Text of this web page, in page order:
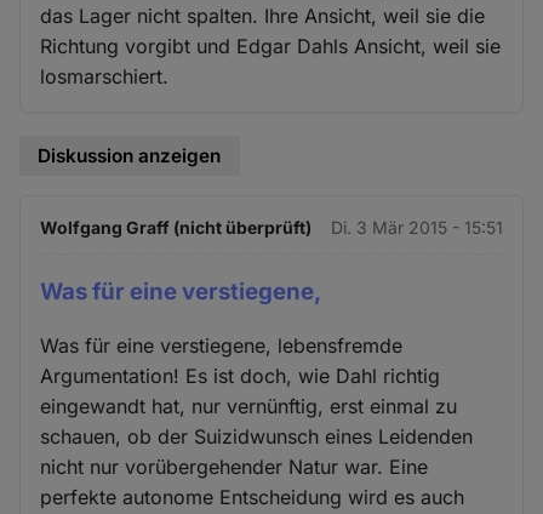
das Lager nicht spalten. Ihre Ansicht, weil sie die
Richtung vorgibt und Edgar Dahls Ansicht, weil sie
losmarschiert.
Diskussion anzeigen
Wolfgang Graff (nicht überprüft) Di. 3 Mär 2015 - 15:51
Was für eine verstiegene,
Was für eine verstiegene, lebensfremde
Argumentation! Es ist doch, wie Dahl richtig
eingewandt hat, nur vernünftig, erst einmal zu
schauen, ob der Suizidwunsch eines Leidenden
nicht nur vorübergehender Natur war. Eine
perfekte autonome Entscheidung wird es auch